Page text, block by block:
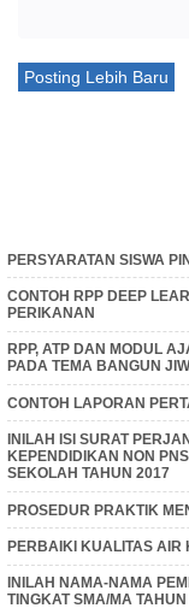
Posting Lebih Baru
PERSYARATAN SISWA
CONTOH RPP DEEP
PERIKANAN
RPP, ATP DAN MODUL
PADA TEMA BANGUN
CONTOH LAPORAN
INILAH ISI SURAT
KEPENDIDIKAN NON
SEKOLAH TAHUN 2017
PROSEDUR PRAKTIK
PERBAIKI KUALITAS AIR
INILAH NAMA-NAMA
TINGKAT SMA/MA